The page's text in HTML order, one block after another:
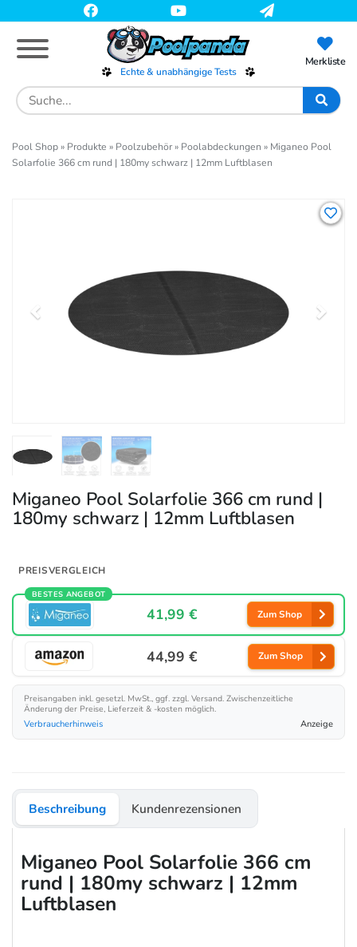
to
main
content
Echte & unabhängige Tests
Search
for:
Merkliste
Pool Shop» Produkte » Poolzubehör» Poolabdeckungen » Miganeo Pool
Solarfolie 366 cm rund | 180my schwarz | 12mm Luftblasen
Miganeo Pool Solarfolie 366 cm rund |
180my schwarz | 12mm Luftblasen
PREISVERGLEICH
BESTES ANGEBOT
41,99 € Zum Shop
44,99 € Zum Shop
Preisangaben inkl. gesetzl. MwSt., ggf. zzgl. Versand. Zwischenzeitliche
Änderung der Preise, Lieferzeit & -kosten möglich.
Verbraucherhinweis
Anzeige
Beschreibung Kundenrezensionen
Miganeo Pool Solarfolie 366 cm
rund | 180my schwarz | 12mm
Luftblasen